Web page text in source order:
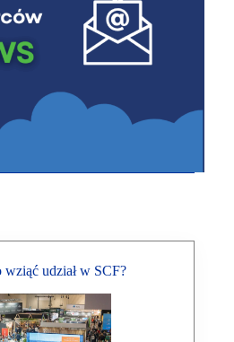
udział w SCF?